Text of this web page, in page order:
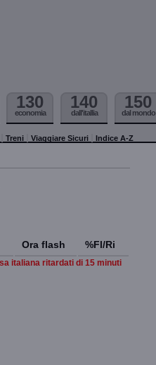
130
economia
140
dall'itallia
150
dal mondo
Treni Viaggiare Sicuri Indice A-Z
Ora flash %Fl/Ri
italiana ritardati di 15 minuti